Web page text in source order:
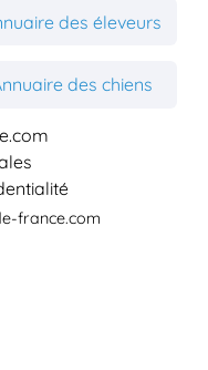
des éleveurs
des chiens
france.com